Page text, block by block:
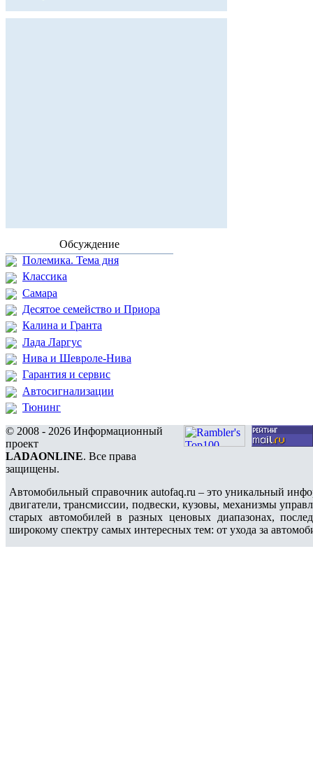
Обсуждение
Полемика. Тема дня
Классика
Самара
Десятое семейство и Приора
Калина и Гранта
Лада Ларгус
Нива и Шевроле-Нива
Гарантия и сервис
Автосигнализации
Тюнинг
© 2008 - 2026 Информационный
проект
LADAONLINE. Все права
защищены.
Автомобильный справочник autofaq.ru – это уникальный
двигатели, трансмиссии, подвески, кузовы, механизмы
старых автомобилей в разных ценовых диапазонах,
широкому спектру самых интересных тем: от ухода за